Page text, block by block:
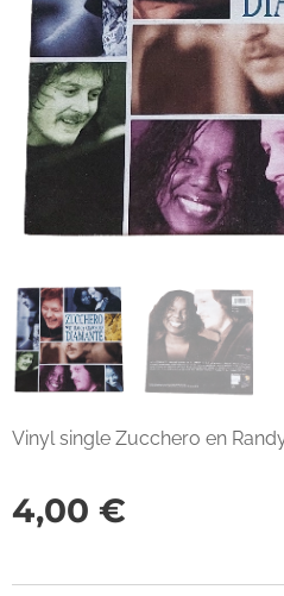
Vinyl single Zucchero en
4,00 €